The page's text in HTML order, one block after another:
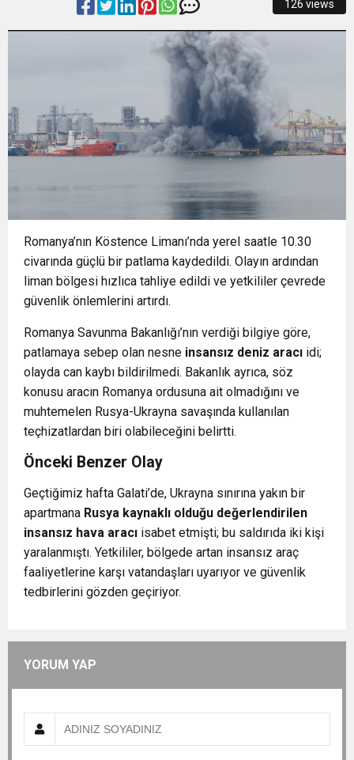
AÇIKHAVA’DA ‘CİMRİ’YE ALKIŞ YAĞMURU
Osmangazi’de Yeşil Alanlar Titizlikle
Korunuyor
12:19 BÜYÜKORHAN’DA ŞENLİK COŞKUSU
12:17 “İzmir’de zeybek bilmeyen kalmasın” çağrısı
500 kişilik topluluğa dönüştü
SATRANÇTA BURSA BÜYÜKŞEHİR FARKI
126 views
Romanya’nın Köstence Limanı’nda yerel saatle 10.30
civarında güçlü bir patlama kaydedildi. Olayın ardından
liman bölgesi hızlıca tahliye edildi ve yetkililer çevrede
güvenlik önlemlerini artırdı.
Romanya Savunma Bakanlığı’nın verdiği bilgiye göre,
patlamaya sebep olan nesne insansız deniz aracı idi;
olayda can kaybı bildirilmedi. Bakanlık ayrıca, söz
konusu aracın Romanya ordusuna ait olmadığını ve
muhtemelen Rusya-Ukrayna savaşında kullanılan
teçhizatlardan biri olabileceğini belirtti.
Önceki Benzer Olay
Geçtiğimiz hafta Galati’de, Ukrayna sınırına yakın bir
apartmana Rusya kaynaklı olduğu değerlendirilen
insansız hava aracı isabet etmişti; bu saldırıda iki kişi
yaralanmıştı. Yetkililer, bölgede artan insansız araç
faaliyetlerine karşı vatandaşları uyarıyor ve güvenlik
tedbirlerini gözden geçiriyor.
YORUM YAP